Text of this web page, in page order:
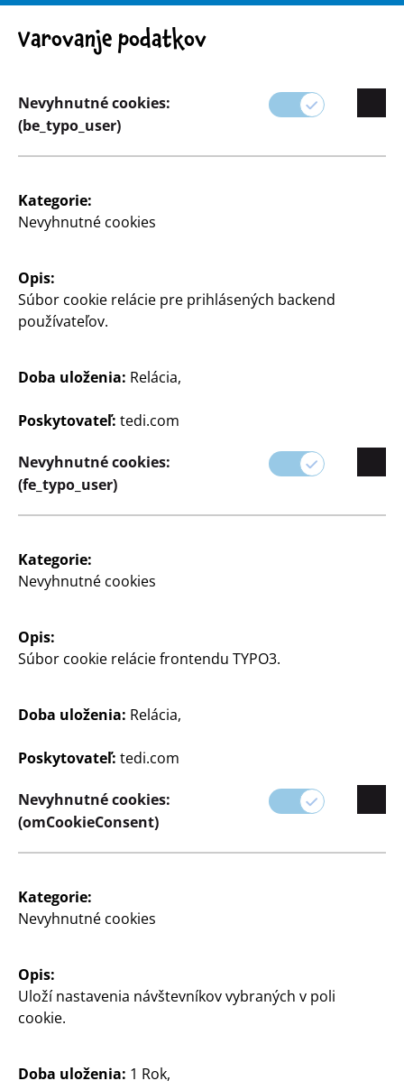
Domácnosť
praktickými a účinnými výrobkami pre domácnosť
od spoločnosti TEDi.
náčinia a čistiacich prostriedkov až po úložné
riešenia, ktoré vám pomôžu ušetriť miesto a udržať
poriadok v domácnosti.
Naše výrobky pre domácnosť sú navrhnuté tak, aby
vám uľahčili a spríjemnili každodenný život tým, že
vám pomôžu udržiavať čisté a príjemné prostredie.
Domácnosť
vhodné na všetky typy
sporákov, uhlíková oceľ,
Ø cca 20, 24 alebo 28 cm,
3 €
Varovanje podatkov
Nevyhnutné cookies:
(be_typo_user)
Kategorie:
Nevyhnutné cookies
Opis:
Súbor cookie relácie pre prihlásených backend
používateľov.
Doba uloženia: Relácia,
Poskytovateľ: tedi.com
Nevyhnutné cookies:
(fe_typo_user)
Kategorie:
Nevyhnutné cookies
Opis:
Súbor cookie relácie frontendu TYPO3.
Doba uloženia: Relácia,
Poskytovateľ: tedi.com
Nevyhnutné cookies:
(omCookieConsent)
Kategorie:
Nevyhnutné cookies
Opis:
Uloží nastavenia návštevníkov vybraných v poli
cookie.
Doba uloženia: 1 Rok,